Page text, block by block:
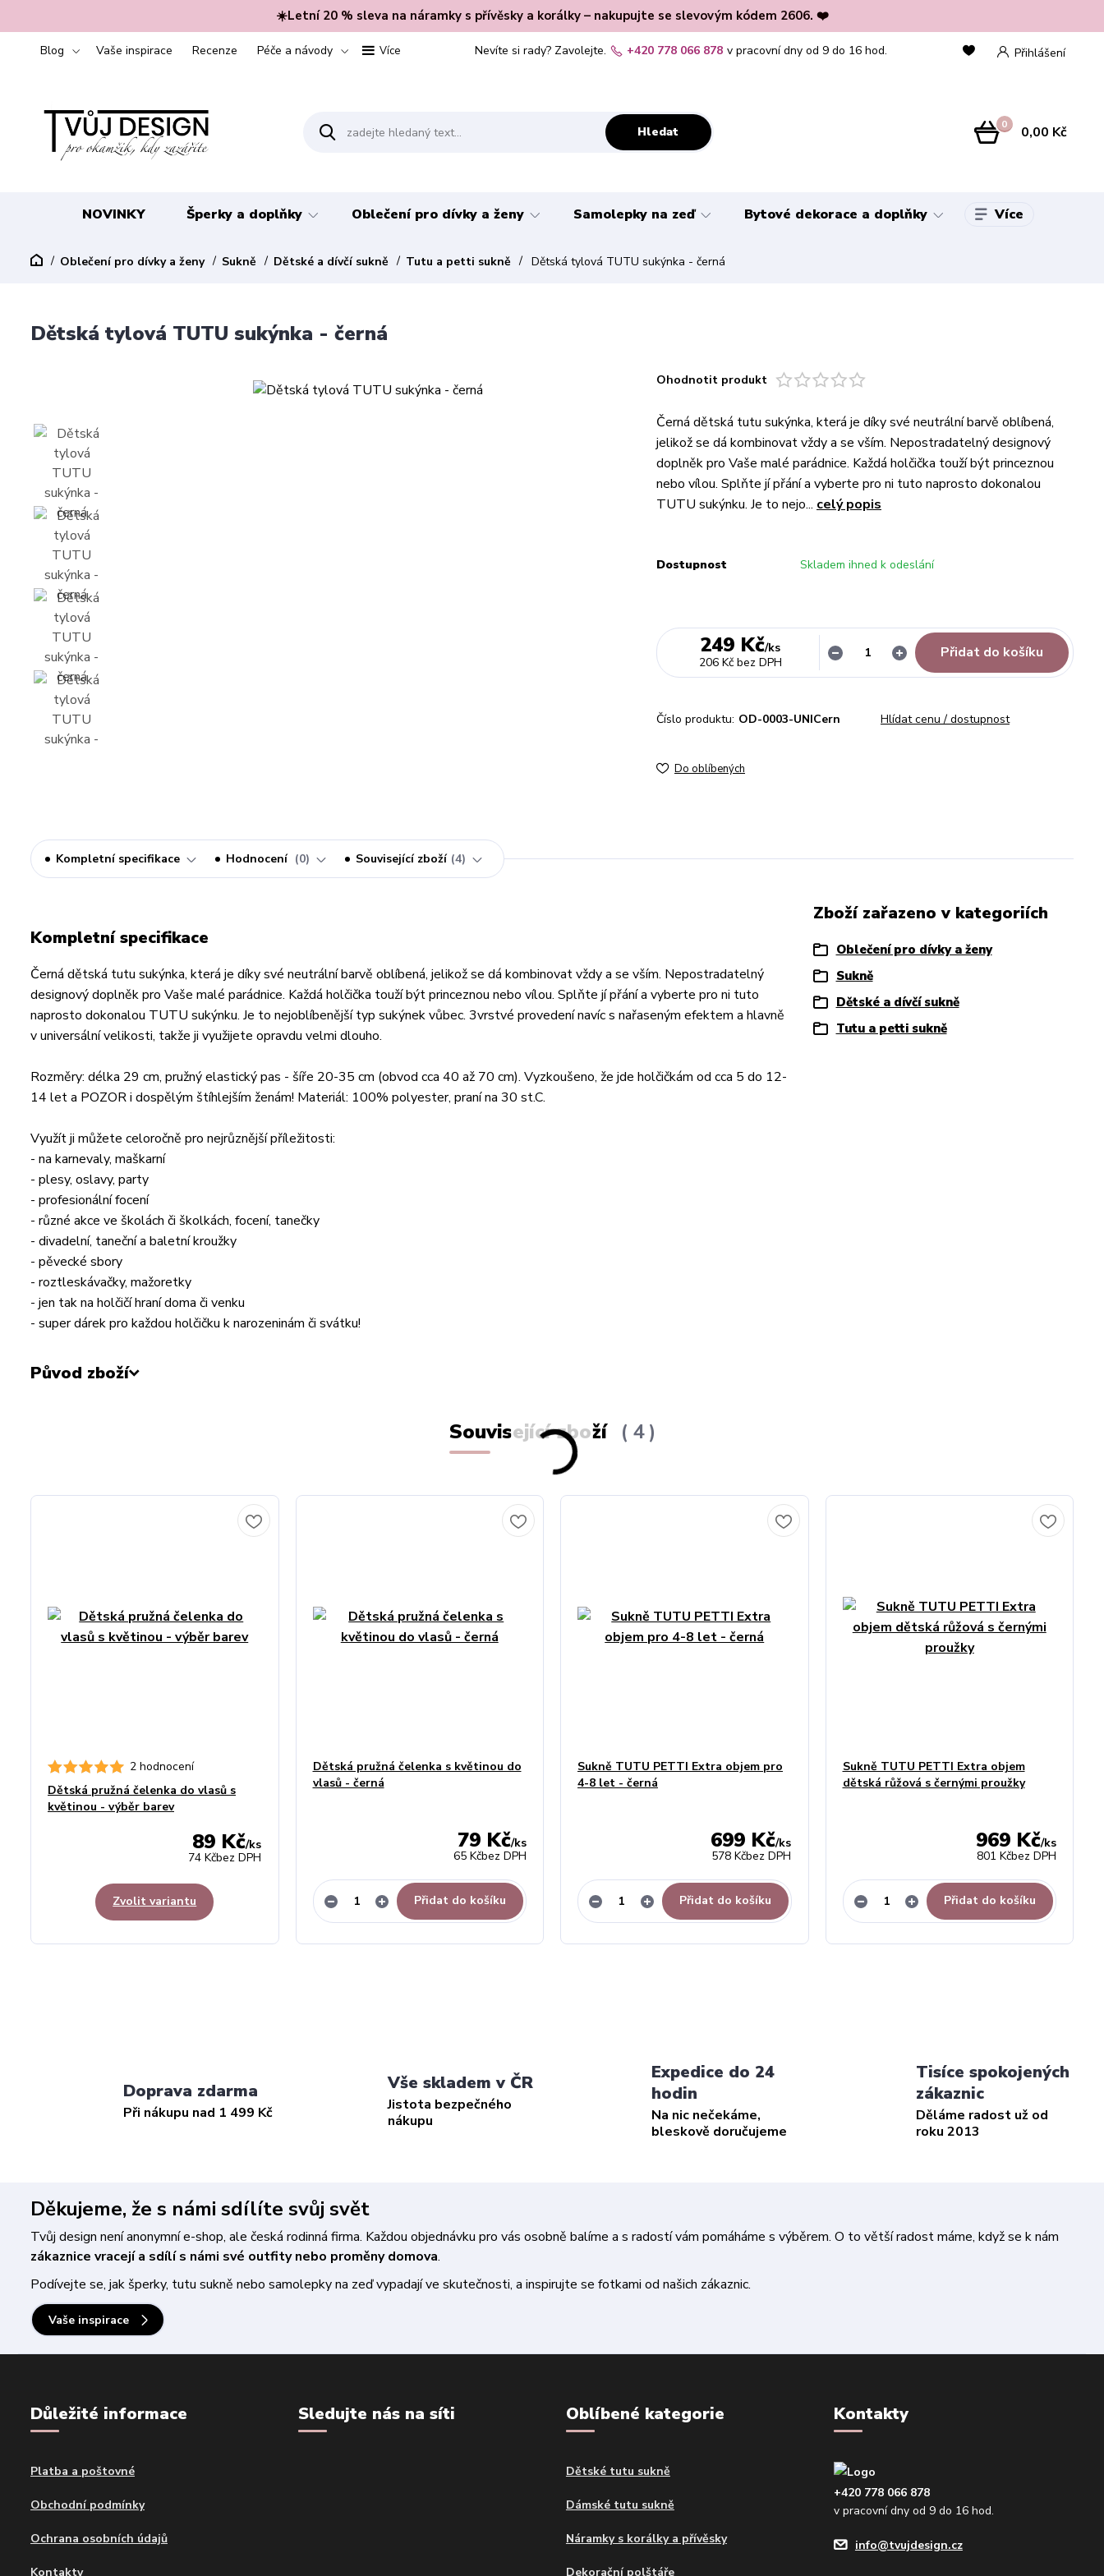
☀️Letní 20 % sleva na náramky s přívěsky a korálky – nakupujte se slevovým kódem 2606. ❤️
Blog Vaše inspirace Recenze Péče a návody Více Přihlášení
Hledat
Nevíte si rady? Zavolejte. +420 778 066 878 v pracovní dny od 9 do 16 hod.
0 0,00 Kč
NOVINKY Šperky a doplňky Oblečení pro dívky a ženy Samolepky na zeď Bytové dekorace a doplňky Více
Oblečení pro dívky a ženy Sukně Dětské a dívčí sukně Tutu a petti sukně Dětská tylová TUTU sukýnka - černá
Dětská tylová TUTU sukýnka - černá
Ohodnotit produkt
Černá dětská tutu sukýnka, která je díky své neutrální barvě oblíbená,
jelikož se dá kombinovat vždy a se vším. Nepostradatelný designový
doplněk pro Vaše malé parádnice. Každá holčička touží být princeznou
nebo vílou. Splňte jí přání a vyberte pro ni tuto naprosto dokonalou
TUTU sukýnku. Je to nejo... celý popis
Dostupnost Skladem ihned k odeslání
249 Kč/ks
206 Kč bez DPH
Přidat do košíku
Číslo produktu: OD-0003-UNICern Hlídat cenu / dostupnost
Do oblíbených
Kompletní specifikace Hodnocení 0 Související zboží 4
Kompletní specifikace
Černá dětská tutu sukýnka, která je díky své neutrální barvě oblíbená, jelikož se dá kombinovat vždy a se vším. Nepostradatelný
designový doplněk pro Vaše malé parádnice. Každá holčička touží být princeznou nebo vílou. Splňte jí přání a vyberte pro ni tuto
naprosto dokonalou TUTU sukýnku. Je to nejoblíbenější typ sukýnek vůbec. 3vrstvé provedení navíc s nařaseným efektem a hlavně
v universální velikosti, takže ji využijete opravdu velmi dlouho.
Rozměry: délka 29 cm, pružný elastický pas - šíře 20-35 cm (obvod cca 40 až 70 cm). Vyzkoušeno, že jde holčičkám od cca 5 do 12-
14 let a POZOR i dospělým štíhlejším ženám! Materiál: 100% polyester, praní na 30 st.C.
Využít ji můžete celoročně pro nejrůznější příležitosti:
- na karnevaly, maškarní
- plesy, oslavy, party
- profesionální focení
- různé akce ve školách či školkách, focení, tanečky
- divadelní, taneční a baletní kroužky
- pěvecké sbory
- roztleskávačky, mažoretky
- jen tak na holčičí hraní doma či venku
- super dárek pro každou holčičku k narozeninám či svátku!
Původ zboží
Zboží zařazeno v kategoriích
Oblečení pro dívky a ženy
Sukně
Dětské a dívčí sukně
Tutu a petti sukně
Související zboží 4
2 hodnocení
Dětská pružná čelenka do vlasů s
květinou - výběr barev
89 Kč/ks
74 Kčbez DPH
Zvolit variantu
Dětská pružná čelenka s květinou do
vlasů - černá
79 Kč/ks
65 Kčbez DPH
Přidat do košíku
Sukně TUTU PETTI Extra objem pro
4-8 let - černá
699 Kč/ks
578 Kčbez DPH
Přidat do košíku
Sukně TUTU PETTI Extra objem
dětská růžová s černými proužky
969 Kč/ks
801 Kčbez DPH
Přidat do košíku
Doprava zdarma
Při nákupu nad 1 499 Kč
Vše skladem v ČR
Jistota bezpečného
nákupu
Expedice do 24
hodin
Na nic nečekáme,
bleskově doručujeme
Tisíce spokojených
zákaznic
Děláme radost už od
roku 2013
Děkujeme, že s námi sdílíte svůj svět
Tvůj design není anonymní e-shop, ale česká rodinná firma. Každou objednávku pro vás osobně balíme a s radostí vám pomáháme s výběrem. O to větší radost máme, když se k nám
zákaznice vracejí a sdílí s námi své outfity nebo proměny domova.
Podívejte se, jak šperky, tutu sukně nebo samolepky na zeď vypadají ve skutečnosti, a inspirujte se fotkami od našich zákaznic.
Vaše inspirace
Důležité informace
Platba a poštovné
Obchodní podmínky
Ochrana osobních údajů
Kontakty
Sledujte nás na síti Oblíbené kategorie
Dětské tutu sukně
Dámské tutu sukně
Náramky s korálky a přívěsky
Dekorační polštáře
Kontakty
+420 778 066 878
v pracovní dny od 9 do 16 hod.
info@tvujdesign.cz